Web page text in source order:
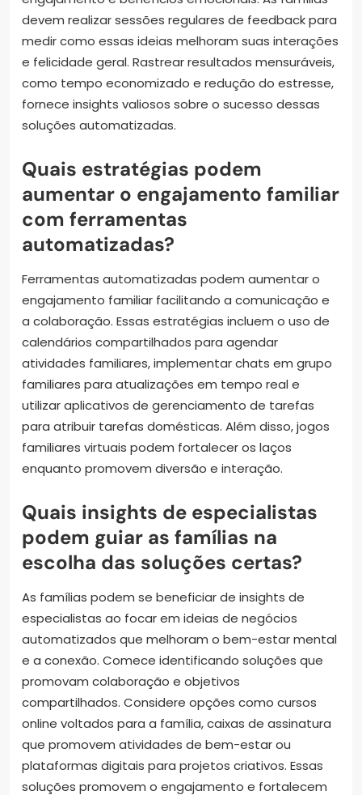
devem realizar sessões regulares de feedback para
medir como essas ideias melhoram suas interações
e felicidade geral. Rastrear resultados mensuráveis,
como tempo economizado e redução do estresse,
fornece insights valiosos sobre o sucesso dessas
soluções automatizadas.
Quais estratégias podem
aumentar o engajamento familiar
com ferramentas
automatizadas?
Ferramentas automatizadas podem aumentar o
engajamento familiar facilitando a comunicação e
a colaboração. Essas estratégias incluem o uso de
calendários compartilhados para agendar
atividades familiares, implementar chats em grupo
familiares para atualizações em tempo real e
utilizar aplicativos de gerenciamento de tarefas
para atribuir tarefas domésticas. Além disso, jogos
familiares virtuais podem fortalecer os laços
enquanto promovem diversão e interação.
Quais insights de especialistas
podem guiar as famílias na
escolha das soluções certas?
As famílias podem se beneficiar de insights de
especialistas ao focar em ideias de negócios
automatizados que melhoram o bem-estar mental
e a conexão. Comece identificando soluções que
promovam colaboração e objetivos
compartilhados. Considere opções como cursos
online voltados para a família, caixas de assinatura
que promovem atividades de bem-estar ou
plataformas digitais para projetos criativos. Essas
soluções promovem o engajamento e fortalecem